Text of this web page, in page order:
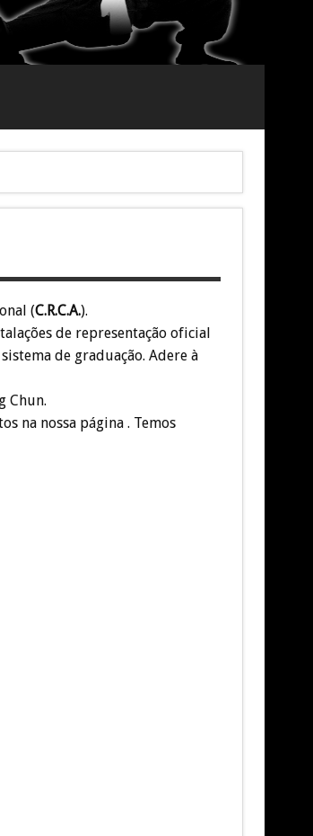
(C.R.C.A.).
de representação oficial
de graduação. Adere à
Chun.
na nossa página . Temos